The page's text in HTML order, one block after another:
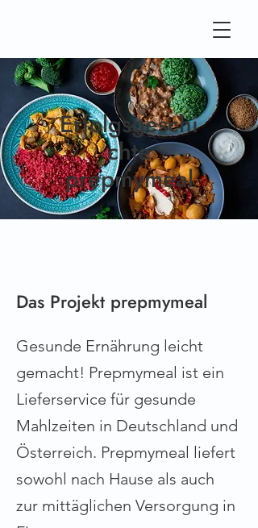
Erfolgsgeschi
chte
prepmymeal
Das Projekt prepmymeal
Gesunde Ernährung leicht
gemacht! Prepmymeal ist ein
Lieferservice für gesunde
Mahlzeiten in Deutschland und
Österreich. Prepmymeal liefert
sowohl nach Hause als auch
zur mittäglichen Versorgung in